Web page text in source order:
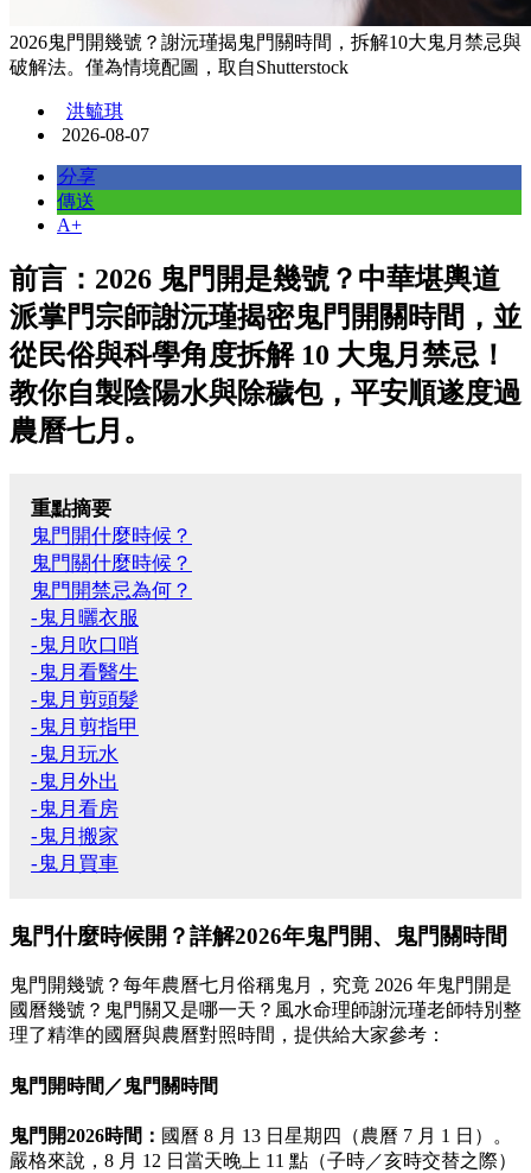
2026鬼門開幾號？謝沅瑾揭鬼門關時間，拆解10大鬼月禁忌與
破解法。僅為情境配圖，取自Shutterstock
洪毓琪
2026-08-07
分享
傳送
A+
前言：2026 鬼門開是幾號？中華堪輿道
派掌門宗師謝沅瑾揭密鬼門開關時間，並
從民俗與科學角度拆解 10 大鬼月禁忌！
教你自製陰陽水與除穢包，平安順遂度過
農曆七月。
重點摘要
鬼門開什麼時候？
鬼門關什麼時候？
鬼門開禁忌為何？
-鬼月曬衣服
-鬼月吹口哨
-鬼月看醫生
-鬼月剪頭髮
-鬼月剪指甲
-鬼月玩水
-鬼月外出
-鬼月看房
-鬼月搬家
-鬼月買車
鬼門什麼時候開？詳解2026年鬼門開、鬼門關時間
鬼門開幾號？每年農曆七月俗稱鬼月，究竟 2026 年鬼門開是
國曆幾號？鬼門關又是哪一天？風水命理師謝沅瑾老師特別整
理了精準的國曆與農曆對照時間，提供給大家參考：
鬼門開時間／鬼門關時間
鬼門開2026時間： 國曆 8 月 13 日星期四（農曆 7 月 1 日）。
嚴格來說，8 月 12 日當天晚上 11 點（子時／亥時交替之際）